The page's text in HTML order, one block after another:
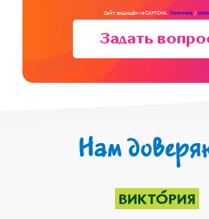
Сайт защищён reCAPTCHA.Политика/
Задать
Нам